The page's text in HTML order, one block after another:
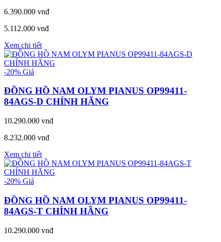
6.390.000 vnđ
5.112.000 vnđ
Xem chi tiết
-20% Giá
ĐỒNG HỒ NAM OLYM PIANUS OP99411-
84AGS-D CHÍNH HÃNG
10.290.000 vnđ
8.232.000 vnđ
Xem chi tiết
-20% Giá
ĐỒNG HỒ NAM OLYM PIANUS OP99411-
84AGS-T CHÍNH HÃNG
10.290.000 vnđ